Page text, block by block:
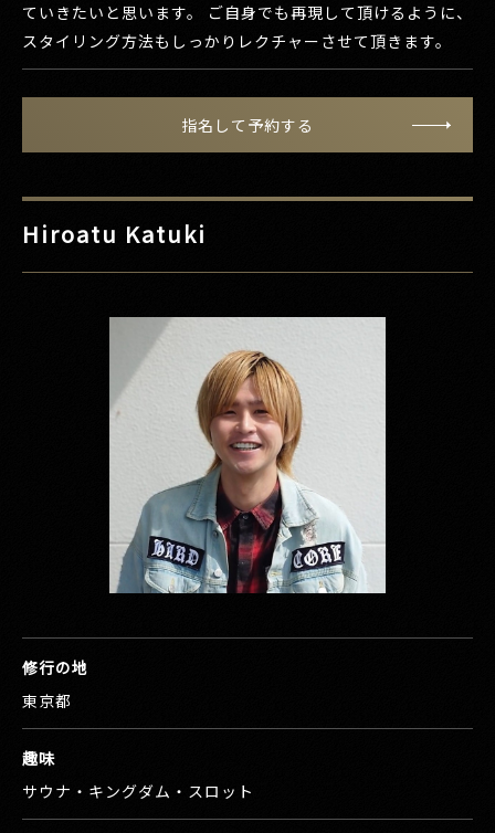
ていきたいと思います。 ご自身でも再現して頂けるように、
スタイリング方法もしっかりレクチャーさせて頂きます。
指名して予約する
Hiroatu Katuki
修行の地
東京都
趣味
サウナ・キングダム・スロット